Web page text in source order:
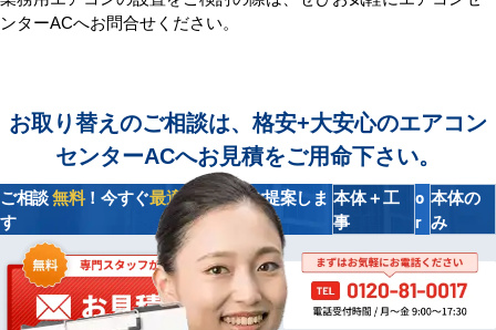
ンターACへお問合せください。
お取り替えのご相談は、格安+大安心のエアコン
センターACへお見積をご用命下さい。
ご相談無料！今すぐ最適プランをご提案しま
す
本体＋工
事
o
r
本体の
み